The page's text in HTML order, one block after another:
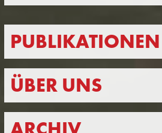
PUBLIKATIONEN
ÜBER UNS